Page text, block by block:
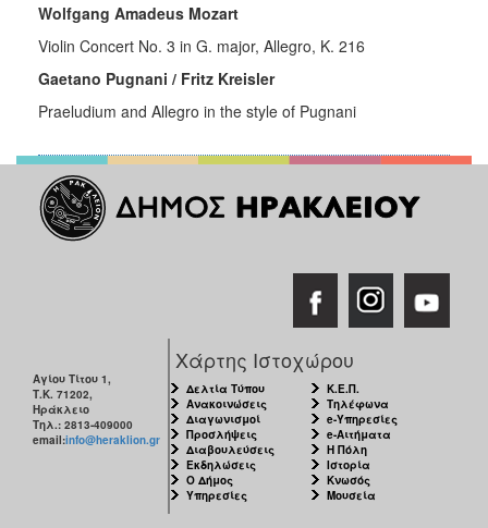
Wolfgang Amadeus Mozart
Violin Concert No. 3 in G. major, Allegro, K. 216
Gaetano Pugnani / Fritz Kreisler
Praeludium and Allegro in the style of Pugnani
Αγίου Τίτου 1,
Τ.Κ. 71202,
Ηράκλειο
Τηλ.: 2813-409000
email:info@heraklion.gr
Χάρτης Ιστοχώρου
Δελτία Τύπου
Ανακοινώσεις
Διαγωνισμοί
Προσλήψεις
Διαβουλεύσεις
Εκδηλώσεις
Ο Δήμος
Υπηρεσίες
Κ.Ε.Π.
Τηλέφωνα
e-Υπηρεσίες
e-Αιτήματα
Η Πόλη
Ιστορία
Κνωσός
Μουσεία